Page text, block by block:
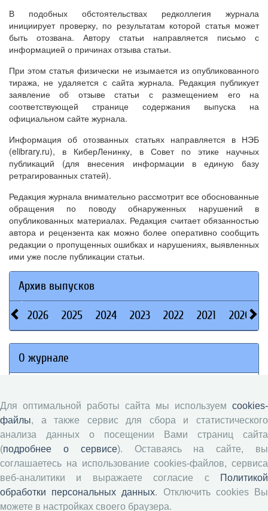
В подобных обстоятельствах редколлегия журнала
инициирует проверку, по результатам которой статья может
быть отозвана. Автору статьи направляется письмо с
информацией о причинах отзыва статьи.
При этом статья физически не изымается из опубликованного
тиража, не удаляется с сайта журнала. Редакция публикует
заявление об отзыве статьи с размещением его на
соответствующей странице содержания выпуска на
официальном сайте журнала.
Информация об отозванных статьях направляется в НЭБ
(elibrary.ru), в КиберЛенинку, в Совет по этике научных
публикаций (для внесения информации в единую базу
ретрагированных статей).
Редакция журнала внимательно рассмотрит все обоснованные
обращения по поводу обнаруженных нарушений в
опубликованных материалах. Редакция считает обязанностью
автора и рецензента как можно более оперативно сообщить
редакции о пропущенных ошибках и нарушениях, выявленных
ими уже после публикации статьи.
Архив выпусков
2026 2025 2024 2023 2022 2021 2020
О журнале
Архивация
Редколлегия
Редсовет
Контакты
Политика открытого доступа
Цели и задачи
Для оптимальной работы сайта мы используем cookies-
файлы, а также сервис для сбора и статистического
анализа данных о посещении Вами страниц сайта
(подробнее о сервисе). Оставаясь на сайте, вы
соглашаетесь на использование cookies-файлов, сервиса
веб-аналитики и выражаете согласие с
Политикой
обработки персональных данных. Отключить cookies Вы
можете в настройках своего браузера.